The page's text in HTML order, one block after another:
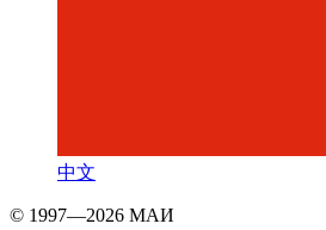
中文
© 1997—2026 МАИ